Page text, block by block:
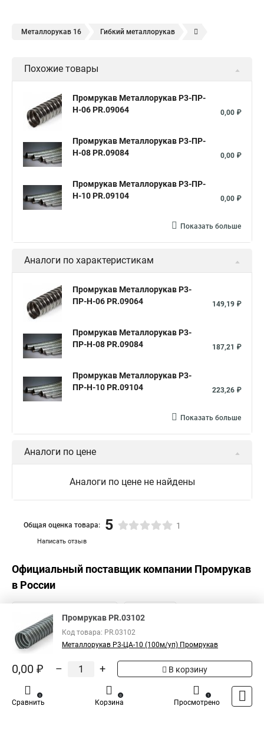
Металлорукав 16 Гибкий металлорукав
Металлорукав 12
Металлорукав 18 Металлорукав 20
Металлорукав 25
Металлорукав мрпи в пвх
Металлорукав высокого давления
Металлорукав 25 в пвх изоляции Металлорукав 25 мм
Металлорукав 32
Металлорукав в пвх 50 Металлорукав в изоляции 20
Металлорукав ду Металлорукав для кабеля
Металлорукав зэта Металлорукав мрпи
Металлорукав в пвх изоляции рз
Металлорукав выхлопной Металлорукав кабельный
Металлорукав нержавеющий
Соединитель металлорукава
Металлорукав рз цх 20 Металлорукав цпнг 20
Металлорукав рз цп
Похожие товары
Промрукав Металлорукав Р3-ПР-
Н-06 PR.09064
0,00 ₽
Промрукав Металлорукав Р3-ПР-
Н-08 PR.09084
0,00 ₽
Промрукав Металлорукав Р3-ПР-
Н-10 PR.09104
0,00 ₽
Показать больше
Аналоги по характеристикам
Промрукав Металлорукав Р3-
ПР-Н-06 PR.09064
149,19 ₽
Промрукав Металлорукав Р3-
ПР-Н-08 PR.09084
187,21 ₽
Промрукав Металлорукав Р3-
ПР-Н-10 PR.09104
223,26 ₽
Показать больше
Аналоги по цене
Аналоги по цене не найдены
Написать отзыв
Общая оценка товара: 5 1
Официальный поставщик компании Промрукав
в России
Промрукав PR.03102
Код товара: PR.03102
Металлорукав Р3-ЦА-10 (100м/уп) Промрукав
0,00 ₽ – + В корзину
Сравнить
0
Корзина
0
Просмотрено
1